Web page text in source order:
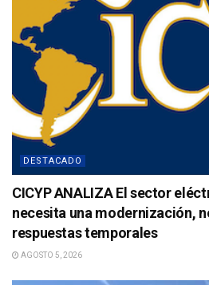
DESTACADO
CICYP ANALIZA El sector
necesita una modernización,
respuestas temporales
AGOSTO 5, 2026